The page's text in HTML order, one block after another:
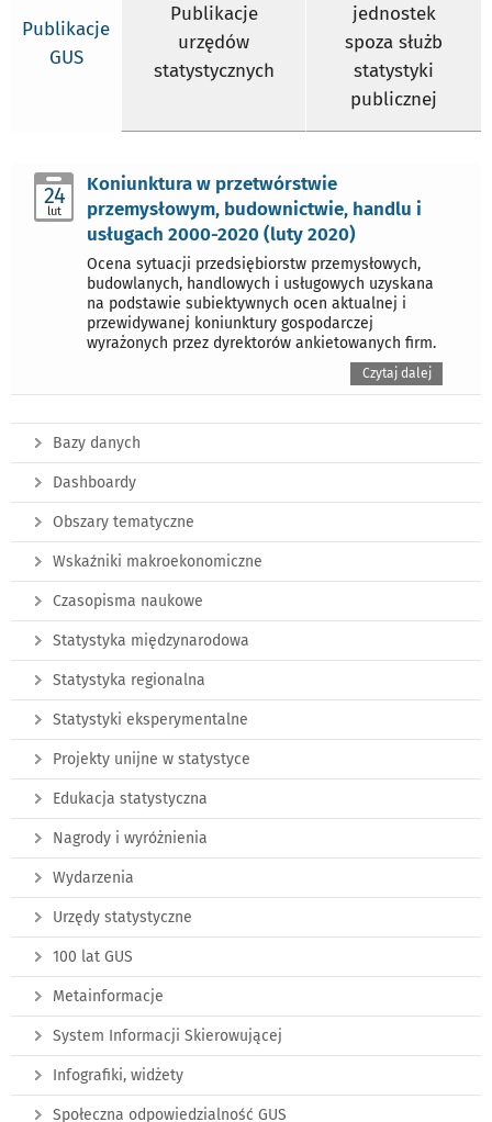
Publikacje
GUS
Publikacje
urzędów
statystycznych
jednostek
spoza służb
statystyki
publicznej
24
lut
Koniunktura w przetwórstwie
przemysłowym, budownictwie, handlu i
usługach 2000-2020 (luty 2020)
Ocena sytuacji przedsiębiorstw przemysłowych,
budowlanych, handlowych i usługowych uzyskana
na podstawie subiektywnych ocen aktualnej i
przewidywanej koniunktury gospodarczej
wyrażonych przez dyrektorów ankietowanych firm.
Czytaj dalej
Bazy danych
Dashboardy
Obszary tematyczne
Wskaźniki makroekonomiczne
Czasopisma naukowe
Statystyka międzynarodowa
Statystyka regionalna
Statystyki eksperymentalne
Projekty unijne w statystyce
Edukacja statystyczna
Nagrody i wyróżnienia
Wydarzenia
Urzędy statystyczne
100 lat GUS
Metainformacje
System Informacji Skierowującej
Infografiki, widżety
Społeczna odpowiedzialność GUS